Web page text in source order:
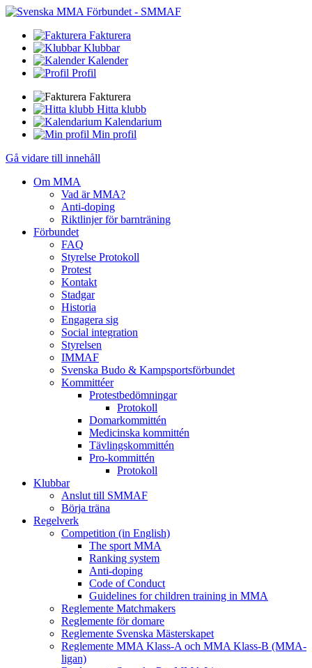
Fakturera
Klubbar
Kalender
Profil
Fakturera
Hitta klubb
Kalendarium
Min profil
Gå vidare till innehåll
Om MMA
Vad är MMA?
Anti-doping
Riktlinjer för barnträning
Förbundet
FAQ
Styrelse Protokoll
Protest
Kontakt
Stadgar
Historia
Engagera sig
Social integration
Styrelsen
IMMAF
Svenska Budo & Kampsportsförbundet
Kommittéer
Protestbedömningar
Protokoll
Domarkommittén
Medicinska kommittén
Tävlingskommittén
Pro-kommittén
Protokoll
Klubbar
Anslut till SMMAF
Börja träna
Regelverk
Competition (in English)
The sport MMA
Ranking system
Anti-doping
Code of Conduct
Guidelines for children training in MMA
Reglemente Matchmakers
Reglemente för domare
Reglemente Svenska Mästerskapet
Reglemente MMA Klass-A och MMA Klass-B (MMA-
ligan)